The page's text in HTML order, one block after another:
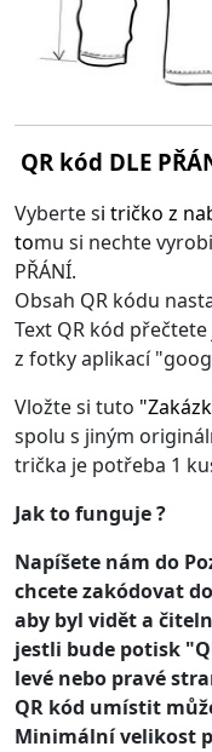
QR kód DLE
Vyberte si tričko z
tomu si nechte
PŘÁNÍ.
Obsah QR kódu
Text QR kód
z fotky aplikací
Vložte si tuto "
spolu s jiným
trička je potřeba 1
Jak to funguje ?
Napíšete nám do
chcete zakódovat
aby byl vidět a
jestli bude potisk
levé nebo pravé
QR kód umístit
Minimální velikost